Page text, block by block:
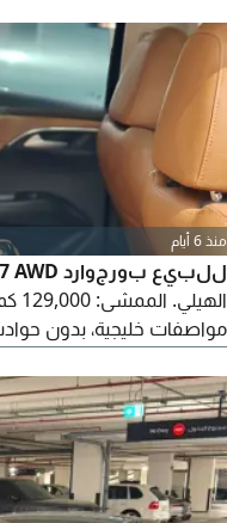
منذ 6 أيام
مواصفات خليجية، بدون
للاستخدام ولا تحتاج أي
النقطة العمياء.